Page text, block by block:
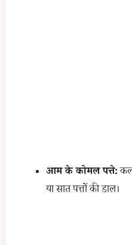
आम के कोमल पत्ते:
या सात पत्तों की डाल।